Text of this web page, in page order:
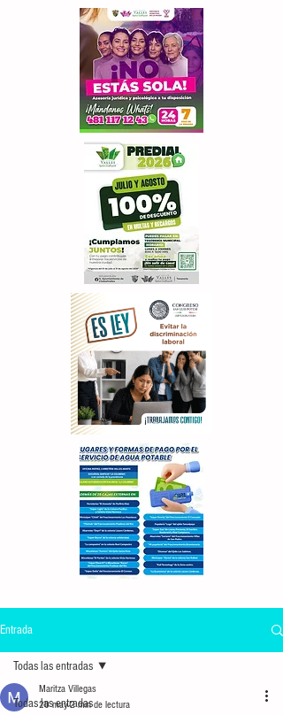
Entrada
Todas las entradas
Todas las entradas
Maritza Villegas
20 may2 min de lectura